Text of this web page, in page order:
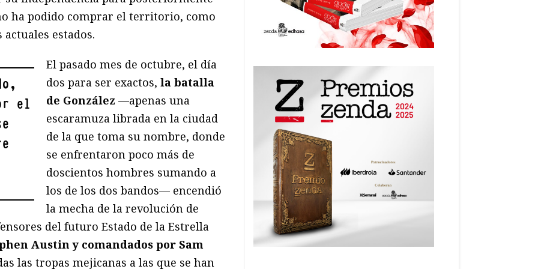
ha podido comprar el territorio, como
estados.
el
El pasado mes de octubre, el día
dos para ser exactos,la batalla
de González —apenas una
escaramuza librada en la ciudad
de la que toma su nombre, donde
se enfrentaron poco más de
doscientos hombres sumando a
los de los dos bandos— encendió
la mecha de la revolución de
del futuro Estado de la Estrella
Austin y comandados por Sam
las tropas mejicanas a las que se han